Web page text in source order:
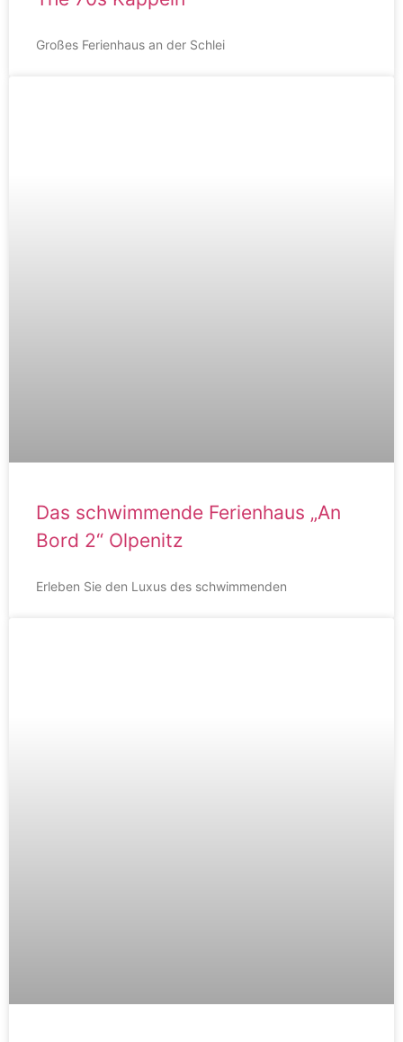
Großes Ferienhaus an der Schlei
Das schwimmende Ferienhaus „An
Bord 2“ Olpenitz
Erleben Sie den Luxus des schwimmenden